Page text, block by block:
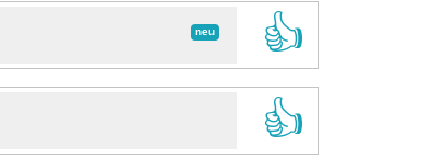
neu
👍
👍